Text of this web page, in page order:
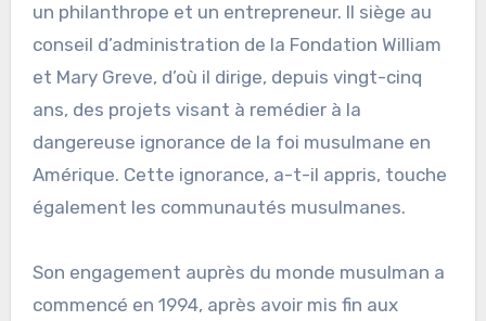
un philanthrope et un entrepreneur. Il siège au
conseil d’administration de la Fondation William
et Mary Greve, d’où il dirige, depuis vingt-cinq
ans, des projets visant à remédier à la
dangereuse ignorance de la foi musulmane en
Amérique. Cette ignorance, a-t-il appris, touche
également les communautés musulmanes.
Son engagement auprès du monde musulman a
commencé en 1994, après avoir mis fin aux